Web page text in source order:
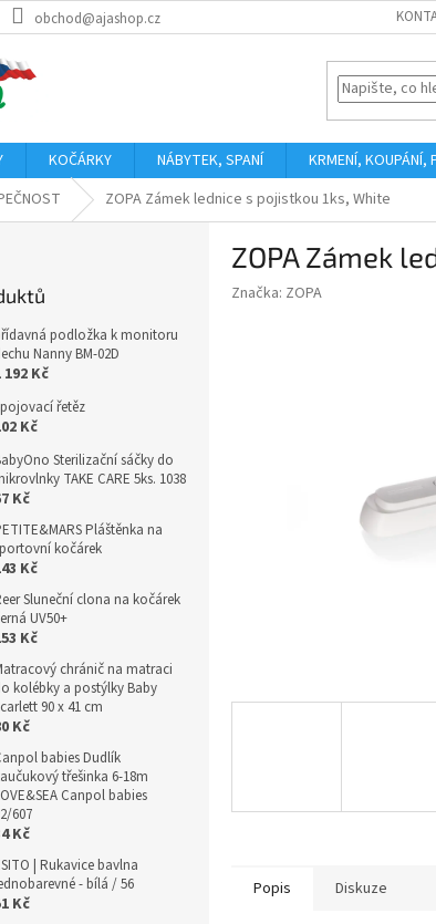
obchod@ajashop.cz
KOČÁRKY NÁBYTEK, SPANÍ KRMENÍ, KOUPÁNÍ,
ZOPA Zámek lednice s pojistkou 1ks, White
podložka k monitoru
Nanny BM-02D
192 Kč
řetěz
Kč
Sterilizační sáčky do
TAKE CARE 5ks. 1038
Kč
Pláštěnka na
kočárek
Kč
Sluneční clona na kočárek
UV50+
Kč
chránič na matraci
kolébky a postýlky Baby
90 x 41 cm
Kč
babies Dudlík
třešinka 6-18m
Canpol babies
607
Kč
| Rukavice bavlna
- bílá / 56
Kč
ZOPA Zámek
Značka: ZOPA
Popis Diskuze